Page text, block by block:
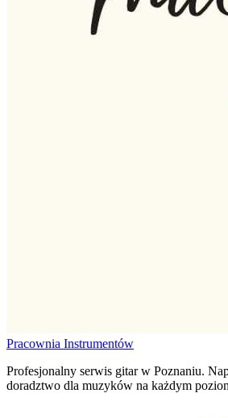
Pracownia Instrumentów
Profesjonalny serwis gitar w Poznaniu.
doradztwo dla muzyków na każdym